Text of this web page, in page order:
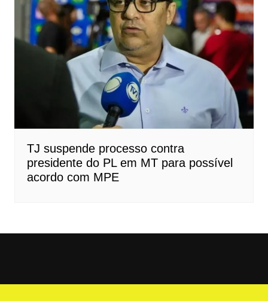
TJ suspende processo contra
presidente do PL em MT para possível
acordo com MPE